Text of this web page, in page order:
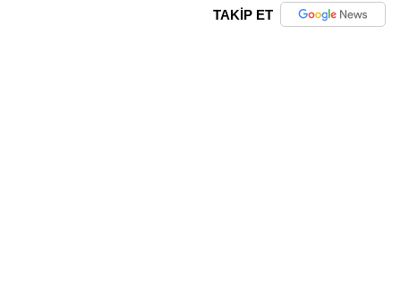
TAKİP ET